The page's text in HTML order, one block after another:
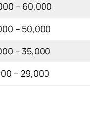
– 60,000
– 50,000
– 35,000
– 29,000